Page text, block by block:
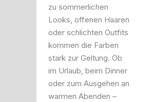
zu sommerlichen
Looks, offenen Haaren
oder schlichten Outfits
kommen die Farben
stark zur Geltung. Ob
im Urlaub, beim Dinner
oder zum Ausgehen an
warmen Abenden –